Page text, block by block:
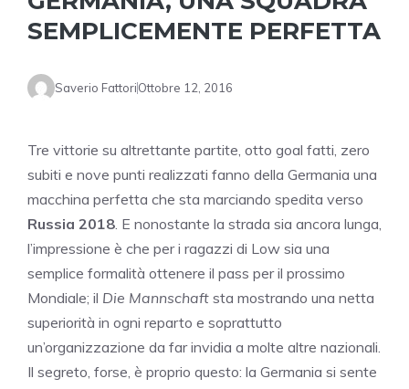
SEMPLICEMENTE PERFETTA
Saverio FattoriOttobre 12, 2016
Tre vittorie su altrettante partite, otto goal fatti, zero
subiti e nove punti realizzati fanno della Germania una
macchina perfetta che sta marciando spedita verso
Russia 2018. E nonostante la strada sia ancora lunga,
l’impressione è che per i ragazzi di Low sia una
semplice formalità ottenere il pass per il prossimo
Mondiale; il Die Mannschaft sta mostrando una netta
superiorità in ogni reparto e soprattutto
un’organizzazione da far invidia a molte altre nazionali.
Il segreto, forse, è proprio questo: la Germania si sente